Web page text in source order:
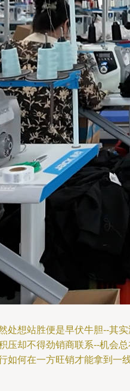
想站胜便是早伏牛胆--其
却不得劲销商联系--机会
何在一方旺销才能拿到一